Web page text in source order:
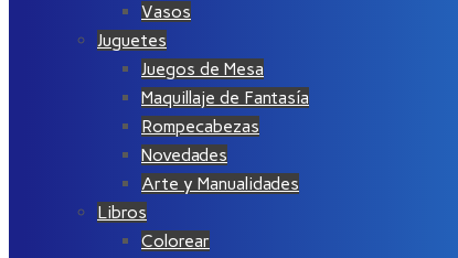
Vasos
Juguetes
Juegos de Mesa
Maquillaje de Fantasía
Rompecabezas
Novedades
Arte y Manualidades
Libros
Colorear